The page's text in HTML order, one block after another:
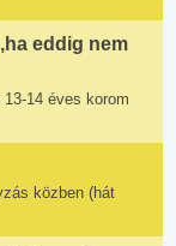
eddig nem
14 éves korom
közben (hát